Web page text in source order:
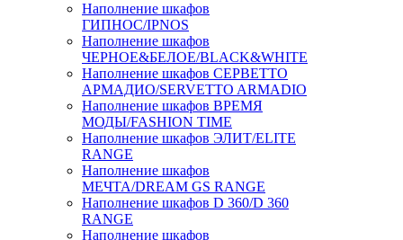
Наполнение шкафов
ГИПНОС/IPNOS
Наполнение шкафов
ЧЕРНОЕ&БЕЛОЕ/BLACK&WHITE
Наполнение шкафов СЕРВЕТТО
АРМАДИО/SERVETTO ARMADIO
Наполнение шкафов ВРЕМЯ
МОДЫ/FASHION TIME
Наполнение шкафов ЭЛИТ/ELITE
RANGE
Наполнение шкафов
МЕЧТА/DREAM GS RANGE
Наполнение шкафов D 360/D 360
RANGE
Наполнение шкафов